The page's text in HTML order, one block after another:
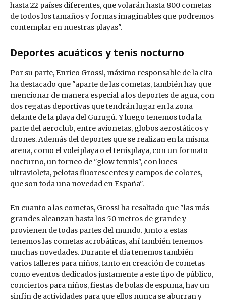
hasta 22 países diferentes, que volarán hasta 800 cometas
de todos los tamaños y formas imaginables que podremos
contemplar en nuestras playas".
Deportes acuáticos y tenis nocturno
Por su parte, Enrico Grossi, máximo responsable de la cita
ha destacado que "aparte de las cometas, también hay que
mencionar de manera especial a los deportes de agua, con
dos regatas deportivas que tendrán lugar en la zona
delante de la playa del Gurugú. Y luego tenemos toda la
parte del aeroclub, entre avionetas, globos aerostáticos y
drones. Además del deportes que se realizan en la misma
arena, como el voleiplaya o el tenisplaya, con un formato
nocturno, un torneo de "glow tennis", con luces
ultravioleta, pelotas fluorescentes y campos de colores,
que son toda una novedad en España".
En cuanto a las cometas, Grossi ha resaltado que "las más
grandes alcanzan hasta los 50 metros de grande y
provienen de todas partes del mundo. Junto a estas
tenemos las cometas acrobáticas, ahí también tenemos
muchas novedades. Durante el día tenemos también
varios talleres para niños, tanto en creación de cometas
como eventos dedicados justamente a este tipo de público,
conciertos para niños, fiestas de bolas de espuma, hay un
sinfín de actividades para que ellos nunca se aburran y